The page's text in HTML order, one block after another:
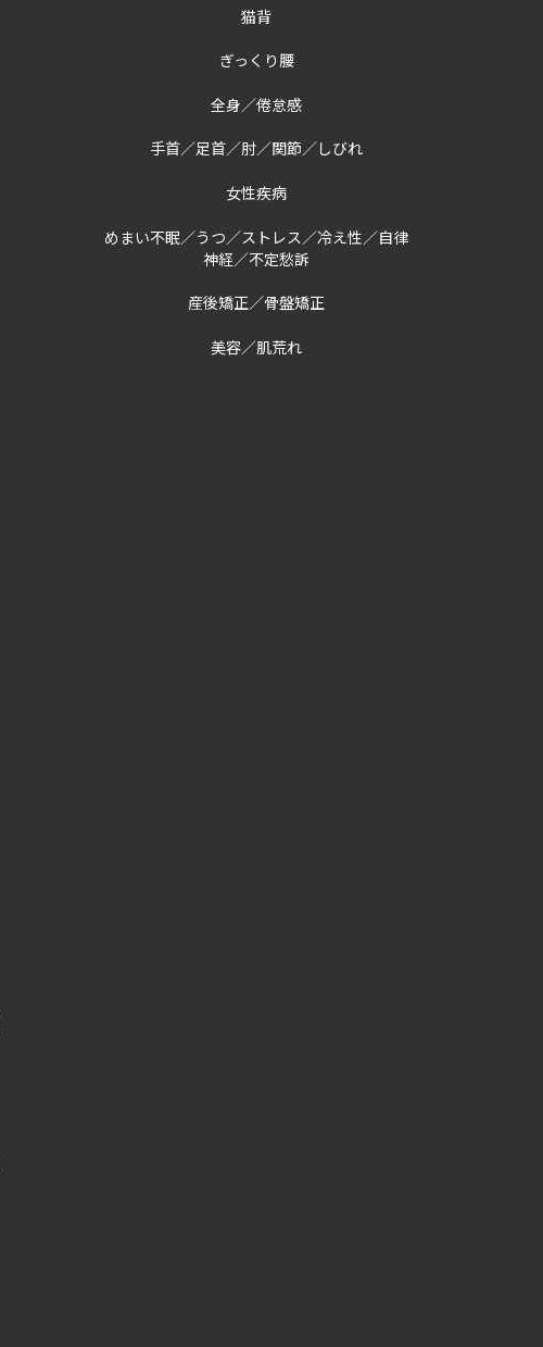
猫背
ぎっくり腰
全身／倦怠感
手首／足首／肘／関節／しびれ
女性疾病
めまい不眠／うつ／ストレス／冷え性／自律
神経／不定愁訴
産後矯正／骨盤矯正
美容／肌荒れ